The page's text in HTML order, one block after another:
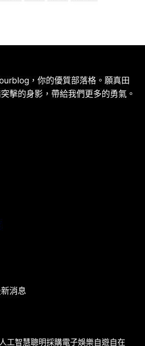
，你的優質部落格。願真田
擊的身影，帶給我們更多的勇氣。
消息
工智慧聰明採購電子娛樂自遊自在